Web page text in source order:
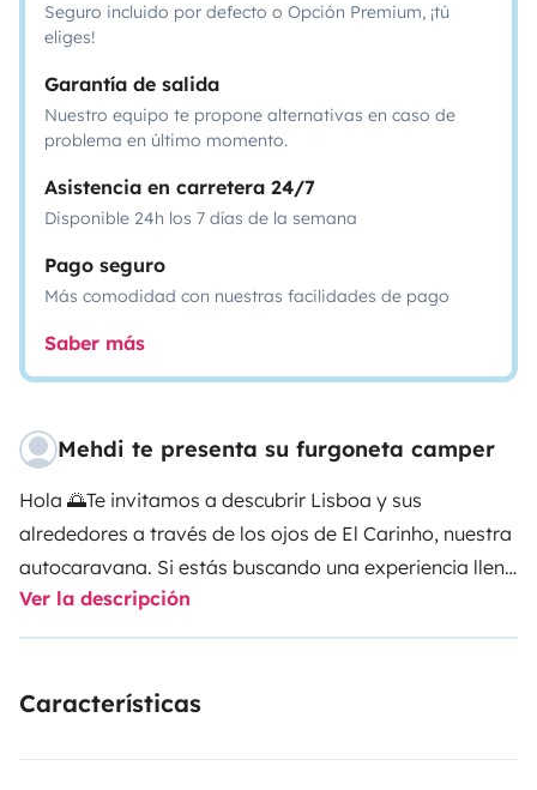
Seguro incluido por defecto o Opción Premium, ¡tú
eliges!
Garantía de salida
Nuestro equipo te propone alternativas en caso de
problema en último momento.
Asistencia en carretera 24/7
Disponible 24h los 7 días de la semana
Pago seguro
Más comodidad con nuestras facilidades de pago
Saber más
Mehdi te presenta su furgoneta camper
Hola 🌅Te invitamos a descubrir Lisboa y sus
alrededores a través de los ojos de El Carinho, nuestra
autocaravana. Si estás buscando una experiencia llena
de naturaleza y hermosas playas, ¡has venido al lugar
correcto! 🔥El Carinho está totalmente equipada para
corredera, no hay una, sino dos zonas para cocinar: la
Ver la descripción
Características